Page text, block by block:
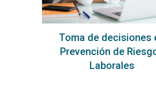
Toma de decisiones
Prevención de
Laborales